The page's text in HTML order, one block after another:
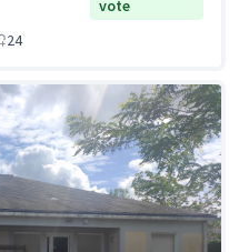
vote
24